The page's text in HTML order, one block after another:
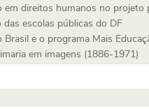
em direitos humanos no projeto
das escolas públicas do DF
Brasil e o programa Mais
em imagens (1886-1971)